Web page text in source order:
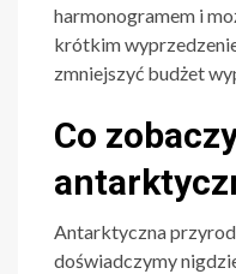
harmonogramem i
krótkim
zmniejszyć budżet
Co
Antarktyczna
doświadczymy